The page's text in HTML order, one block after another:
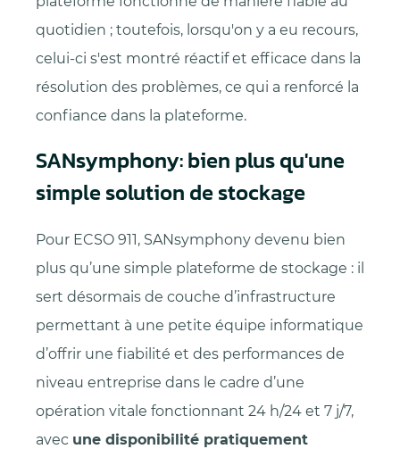
quotidien ; toutefois, lorsqu'on y a eu recours,
celui-ci s'est montré réactif et efficace dans la
résolution des problèmes, ce qui a renforcé la
confiance dans la plateforme.
SANsymphony: bien plus qu'une
simple solution de stockage
Pour ECSO 911, SANsymphony devenu bien
plus qu’une simple plateforme de stockage : il
sert désormais de couche d’infrastructure
permettant à une petite équipe informatique
d’offrir une fiabilité et des performances de
niveau entreprise dans le cadre d’une
opération vitale fonctionnant 24 h/24 et 7 j/7,
avec une disponibilité pratiquement